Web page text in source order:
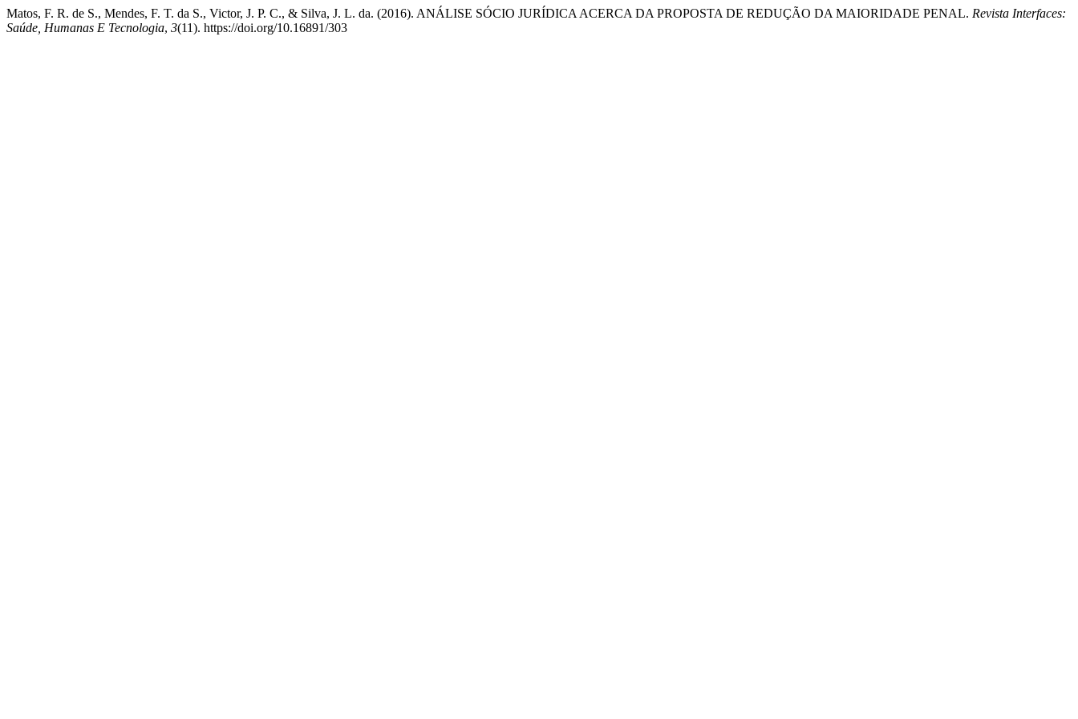
Matos, F. R. de S., Mendes, F. T. da S., Victor, J. P. C., & Silva, J. L. da. (2016). ANÁLISE SÓCIO JURÍDICA ACERCA DA PROPOSTA DE REDUÇÃO DA MAIORIDADE PENAL. Revista Interfaces:
Saúde, Humanas E Tecnologia, 3(11). https://doi.org/10.16891/303